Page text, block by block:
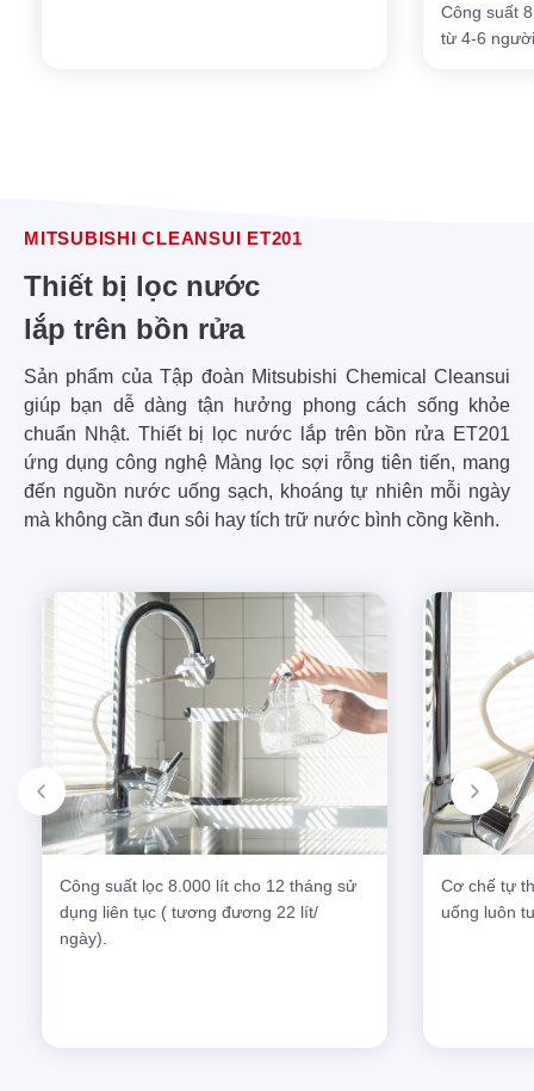
Công suất
từ 4-6
MITSUBISHI CLEANSUI ET201
Thiết bị lọc nước
lắp trên bồn rửa
Sản phẩm của Tập đoàn Mitsubishi Chemical Cleansui
giúp bạn dễ dàng tận hưởng phong cách sống khỏe
chuẩn Nhật. Thiết bị lọc nước lắp trên bồn rửa ET201
ứng dụng công nghệ Màng lọc sợi rỗng tiên tiến, mang
đến nguồn nước uống sạch, khoáng tự nhiên mỗi ngày
mà không cần đun sôi hay tích trữ nước bình cồng kềnh.
Công suất lọc 8.000 lít cho 12 tháng sử
dụng liên tục ( tương đương 22 lít/
ngày).
Cơ chế tự
uống luôn